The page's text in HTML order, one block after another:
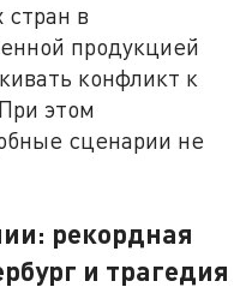
стран в
продукцией
конфликт к
этом
сценарии не
рекордная
и трагедия